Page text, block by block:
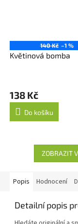
140 Kč –1 %
Květinová bomba
138 Kč
Do košíku
ZOBRAZIT
Popis Hodnocení
Detailní popis